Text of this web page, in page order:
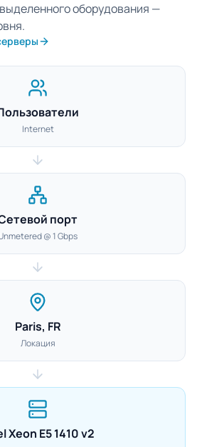
оборудования —
Internet
порт
@ 1 Gbps
Paris, FR
Локация
Xeon E5 1410 v2